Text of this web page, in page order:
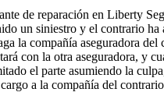
de reparación en Liberty
un siniestro y el contrario ha
la compañía aseguradora
con la otra aseguradora, y
el parte asumiendo la
a la compañía del